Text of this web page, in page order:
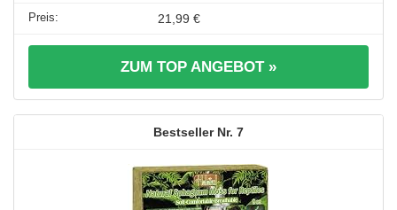
21,99 €
ZUM TOP ANGEBOT »
7